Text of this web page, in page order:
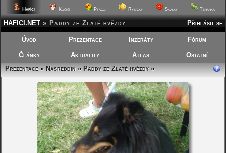
Hafíci Kočičí Ptáčci Rybičky Skalky Terárka
Přihlásit se
HAFICI.NET » Paddy ze Zlaté hvězdy
Úvod Prezentace Inzeráty Fórum
Články Aktuality Atlas
Ostatní
Prezentace»Nasreddin»Paddy ze Zlaté hvězdy»